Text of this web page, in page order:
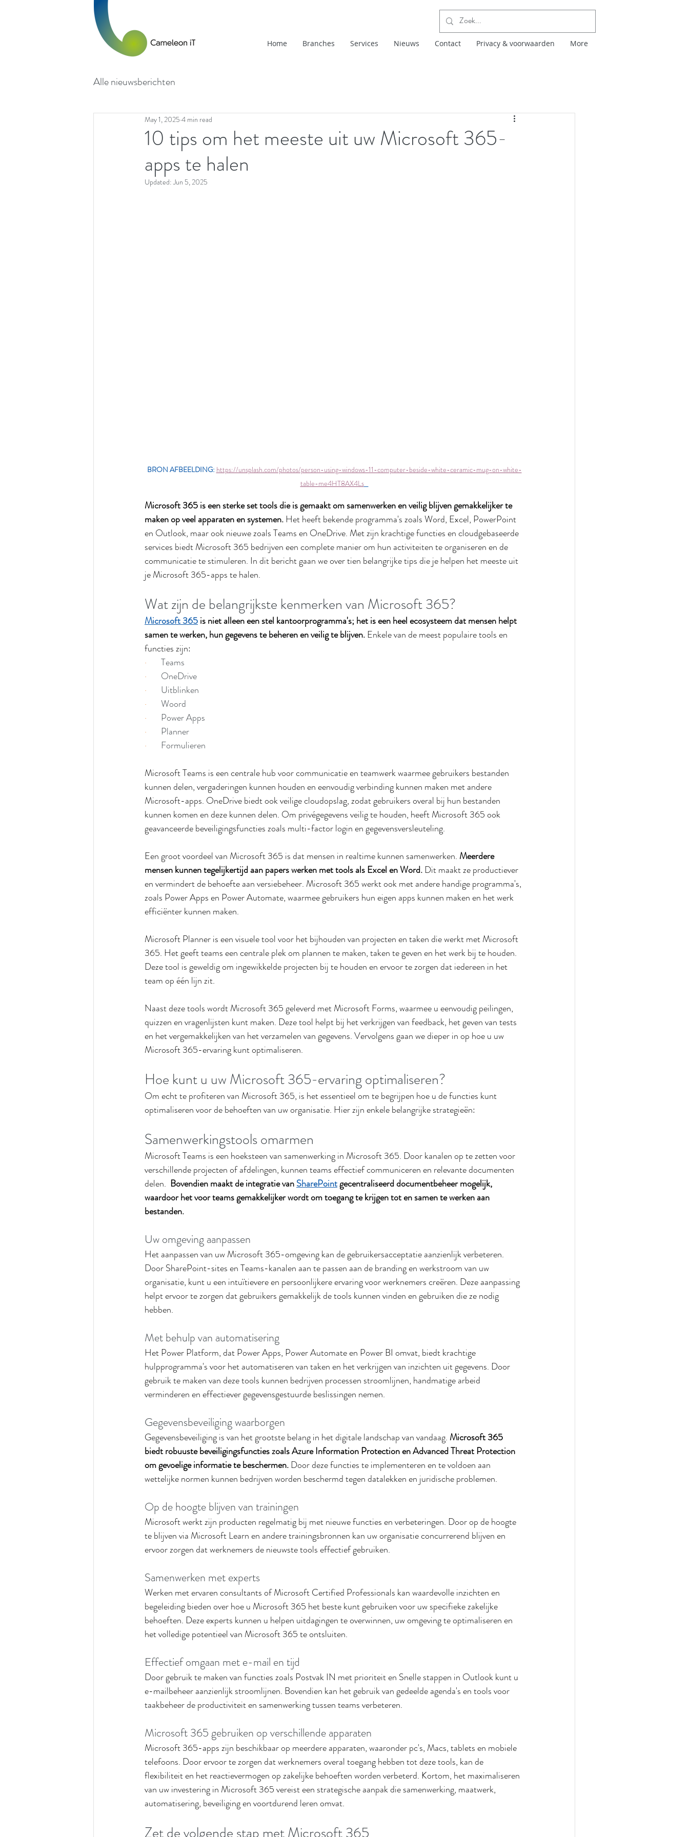
Home Branches Services Nieuws Contact Privacy & voorwaarden More
Alle nieuwsberichten
10 tips om het meeste uit uw Microsoft 365-
apps te halen
May 1, 2025 4 min read
Updated:Jun 5, 2025
BRON AFBEELDING: https://unsplash.com/photos/person-using-windows-11-computer-beside-white-ceramic-mug-on-white-
table-me4HT8AX4Ls
Microsoft 365 is een sterke set tools die is gemaakt om samenwerken en veilig blijven gemakkelijker te
maken op veel apparaten en systemen. Het heeft bekende programma's zoals Word, Excel, PowerPoint
en Outlook, maar ook nieuwe zoals Teams en OneDrive. Met zijn krachtige functies en cloudgebaseerde
services biedt Microsoft 365 bedrijven een complete manier om hun activiteiten te organiseren en de
communicatie te stimuleren. In dit bericht gaan we over tien belangrijke tips die je helpen het meeste uit
je Microsoft 365-apps te halen.
Wat zijn de belangrijkste kenmerken van Microsoft 365?
Microsoft 365 is niet alleen een stel kantoorprogramma's; het is een heel ecosysteem dat mensen helpt
samen te werken, hun gegevens te beheren en veilig te blijven. Enkele van de meest populaire tools en
functies zijn:
· Teams
· OneDrive
· Uitblinken
· Woord
· Power Apps
· Planner
· Formulieren
Microsoft Teams is een centrale hub voor communicatie en teamwerk waarmee gebruikers bestanden
kunnen delen, vergaderingen kunnen houden en eenvoudig verbinding kunnen maken met andere
Microsoft-apps. OneDrive biedt ook veilige cloudopslag, zodat gebruikers overal bij hun bestanden
kunnen komen en deze kunnen delen. Om privégegevens veilig te houden, heeft Microsoft 365 ook
geavanceerde beveiligingsfuncties zoals multi-factor login en gegevensversleuteling.
Een groot voordeel van Microsoft 365 is dat mensen in realtime kunnen samenwerken. Meerdere
mensen kunnen tegelijkertijd aan papers werken met tools als Excel en Word. Dit maakt ze productiever
en vermindert de behoefte aan versiebeheer. Microsoft 365 werkt ook met andere handige programma's,
zoals Power Apps en Power Automate, waarmee gebruikers hun eigen apps kunnen maken en het werk
efficiënter kunnen maken.
Microsoft Planner is een visuele tool voor het bijhouden van projecten en taken die werkt met Microsoft
365. Het geeft teams een centrale plek om plannen te maken, taken te geven en het werk bij te houden.
Deze tool is geweldig om ingewikkelde projecten bij te houden en ervoor te zorgen dat iedereen in het
team op één lijn zit.
Naast deze tools wordt Microsoft 365 geleverd met Microsoft Forms, waarmee u eenvoudig peilingen,
quizzen en vragenlijsten kunt maken. Deze tool helpt bij het verkrijgen van feedback, het geven van tests
en het vergemakkelijken van het verzamelen van gegevens. Vervolgens gaan we dieper in op hoe u uw
Microsoft 365-ervaring kunt optimaliseren.
Hoe kunt u uw Microsoft 365-ervaring optimaliseren?
Om echt te profiteren van Microsoft 365, is het essentieel om te begrijpen hoe u de functies kunt
optimaliseren voor de behoeften van uw organisatie. Hier zijn enkele belangrijke strategieën:
Samenwerkingstools omarmen
Microsoft Teams is een hoeksteen van samenwerking in Microsoft 365. Door kanalen op te zetten voor
verschillende projecten of afdelingen, kunnen teams effectief communiceren en relevante documenten
delen. Bovendien maakt de integratie van SharePoint gecentraliseerd documentbeheer mogelijk,
waardoor het voor teams gemakkelijker wordt om toegang te krijgen tot en samen te werken aan
bestanden.
Uw omgeving aanpassen
Het aanpassen van uw Microsoft 365-omgeving kan de gebruikersacceptatie aanzienlijk verbeteren.
Door SharePoint-sites en Teams-kanalen aan te passen aan de branding en werkstroom van uw
organisatie, kunt u een intuïtievere en persoonlijkere ervaring voor werknemers creëren. Deze aanpassing
helpt ervoor te zorgen dat gebruikers gemakkelijk de tools kunnen vinden en gebruiken die ze nodig
hebben.
Met behulp van automatisering
Het Power Platform, dat Power Apps, Power Automate en Power BI omvat, biedt krachtige
hulpprogramma's voor het automatiseren van taken en het verkrijgen van inzichten uit gegevens. Door
gebruik te maken van deze tools kunnen bedrijven processen stroomlijnen, handmatige arbeid
verminderen en effectiever gegevensgestuurde beslissingen nemen.
Gegevensbeveiliging waarborgen
Gegevensbeveiliging is van het grootste belang in het digitale landschap van vandaag. Microsoft 365
biedt robuuste beveiligingsfuncties zoals Azure Information Protection en Advanced Threat Protection
om gevoelige informatie te beschermen. Door deze functies te implementeren en te voldoen aan
wettelijke normen kunnen bedrijven worden beschermd tegen datalekken en juridische problemen.
Op de hoogte blijven van trainingen
Microsoft werkt zijn producten regelmatig bij met nieuwe functies en verbeteringen. Door op de hoogte
te blijven via Microsoft Learn en andere trainingsbronnen kan uw organisatie concurrerend blijven en
ervoor zorgen dat werknemers de nieuwste tools effectief gebruiken.
Samenwerken met experts
Werken met ervaren consultants of Microsoft Certified Professionals kan waardevolle inzichten en
begeleiding bieden over hoe u Microsoft 365 het beste kunt gebruiken voor uw specifieke zakelijke
behoeften. Deze experts kunnen u helpen uitdagingen te overwinnen, uw omgeving te optimaliseren en
het volledige potentieel van Microsoft 365 te ontsluiten.
Effectief omgaan met e-mail en tijd
Door gebruik te maken van functies zoals Postvak IN met prioriteit en Snelle stappen in Outlook kunt u
e-mailbeheer aanzienlijk stroomlijnen. Bovendien kan het gebruik van gedeelde agenda's en tools voor
taakbeheer de productiviteit en samenwerking tussen teams verbeteren.
Microsoft 365 gebruiken op verschillende apparaten
Microsoft 365-apps zijn beschikbaar op meerdere apparaten, waaronder pc's, Macs, tablets en mobiele
telefoons. Door ervoor te zorgen dat werknemers overal toegang hebben tot deze tools, kan de
flexibiliteit en het reactievermogen op zakelijke behoeften worden verbeterd. Kortom, het maximaliseren
van uw investering in Microsoft 365 vereist een strategische aanpak die samenwerking, maatwerk,
automatisering, beveiliging en voortdurend leren omvat.
Zet de volgende stap met Microsoft 365